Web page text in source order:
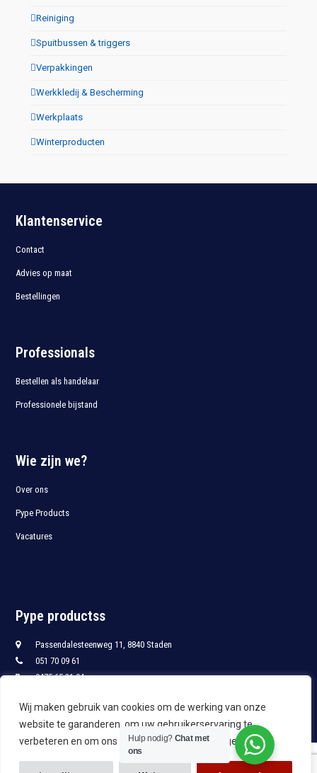
Wij maken gebruik van cookies om de werking van onze
website te garanderen, om uw gebruikerservaring te
verbeteren en om ons te leren hoe u onze site gebruikt.
Reiniging
Spuitbussen & triggers
Verpakkingen
Werkkledij & Bescherming
Werkplaats
Winterproducten
Klantenservice
Contact
Advies op maat
Bestellingen
Professionals
Bestellen als handelaar
Professionele bijstand
Wie zijn we?
Over ons
Pype Products
Vacatures
Pype productss
Passendalesteenweg 11, 8840 Staden
051 70 09 61
0475 65 21 94
info@pypro.be
Hulp nodig? Chat met
ons